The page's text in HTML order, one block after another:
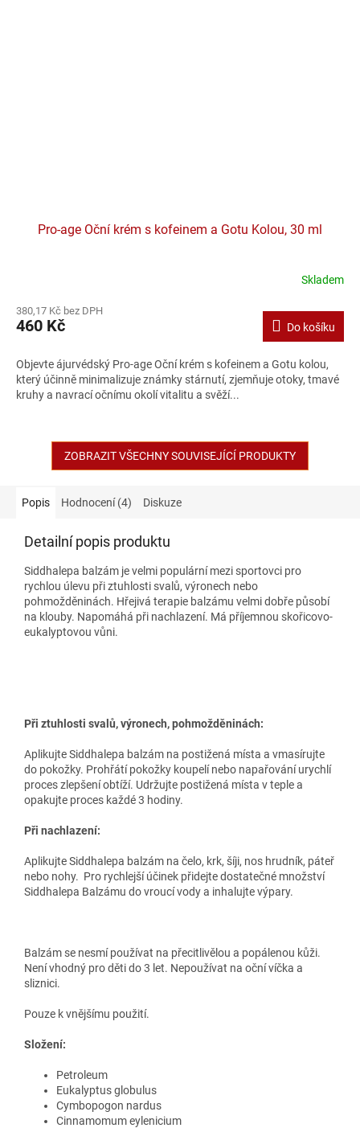
Pro-age Oční krém s kofeinem a Gotu Kolou, 30 ml
Skladem
380,17 Kč bez DPH
460 Kč Do košíku
Objevte ájurvédský Pro-age Oční krém s kofeinem a Gotu kolou,
který účinně minimalizuje známky stárnutí, zjemňuje otoky, tmavé
kruhy a navrací očnímu okolí vitalitu a svěží...
ZOBRAZIT VŠECHNY SOUVISEJÍCÍ PRODUKTY
Popis Hodnocení (4) Diskuze
Detailní popis produktu
Siddhalepa balzám je velmi populární mezi sportovci pro
rychlou úlevu při ztuhlosti svalů, výronech nebo
pohmožděninách. Hřejivá terapie balzámu velmi dobře působí
na klouby. Napomáhá při nachlazení. Má příjemnou skořicovo-
eukalyptovou vůni.
Při ztuhlosti svalů, výronech, pohmožděninách:
Aplikujte Siddhalepa balzám na postižená místa a vmasírujte
do pokožky. Prohřátí pokožky koupelí nebo napařování urychlí
proces zlepšení obtíží. Udržujte postižená místa v teple a
opakujte proces každé 3 hodiny.
Při nachlazení:
Aplikujte Siddhalepa balzám na čelo, krk, šíji, nos hrudník, páteř
nebo nohy. Pro rychlejší účinek přidejte dostatečné množství
Siddhalepa Balzámu do vroucí vody a inhalujte výpary.
Balzám se nesmí používat na přecitlivělou a popálenou kůži.
Není vhodný pro děti do 3 let. Nepoužívat na oční víčka a
sliznici.
Pouze k vnějšímu použití.
Složení:
Petroleum
Eukalyptus globulus
Cymbopogon nardus
Cinnamomum eylenicium